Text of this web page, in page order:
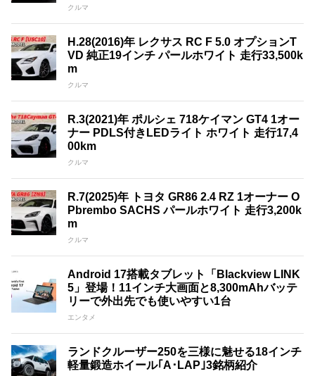
クルマ
H.28(2016)年 レクサス RC F 5.0 オプションT
VD 純正19インチ パールホワイト 走行33,500k
m
クルマ
R.3(2021)年 ポルシェ 718ケイマン GT4 1オー
ナー PDLS付きLEDライト ホワイト 走行17,4
00km
クルマ
R.7(2025)年 トヨタ GR86 2.4 RZ 1オーナー O
Pbrembo SACHS パールホワイト 走行3,200k
m
クルマ
Android 17搭載タブレット「Blackview LINK
5」登場！11インチ大画面と8,300mAhバッテ
リーで外出先でも使いやすい1台
エンタメ
ランドクルーザー250を三様に魅せる18インチ
軽量鍛造ホイール｢A･LAP｣3銘柄紹介